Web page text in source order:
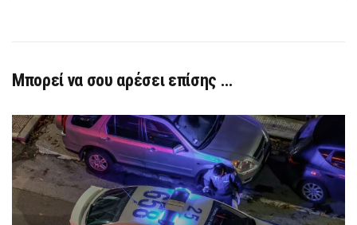
Μπορεί να σου αρέσει επίσης …